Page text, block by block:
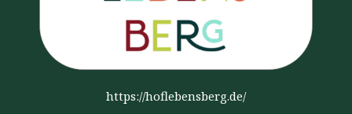
https://hoflebensberg.de/